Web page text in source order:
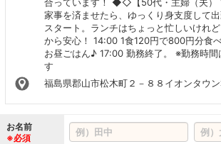
家事を済ませたら、ゆっくり身支度して
スタート。ランチはちょっと忙しいけれ
から安心！ 14:00 1食120円で800円分食
お昼ごはん♪ 17:00 勤務終了。 ※勤務時間
す
福島県郡山市松木町２－８８イオンタウ
お名前
※必須